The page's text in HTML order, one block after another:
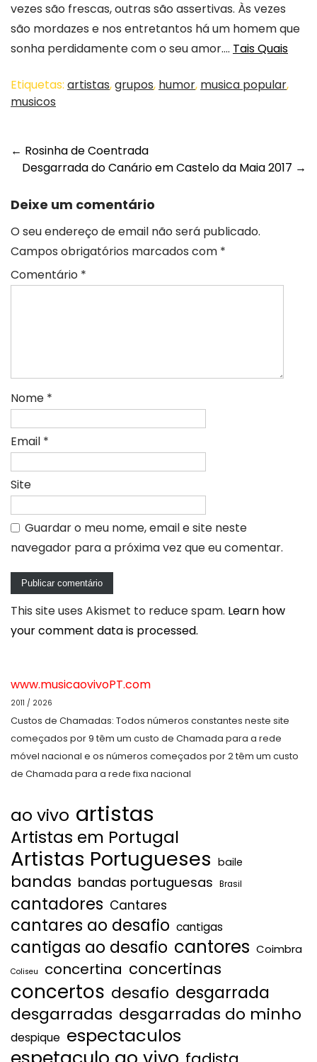
vezes são frescas, outras são assertivas. Às vezes
são mordazes e nos entretantos há um homem que
sonha perdidamente com o seu amor…. Tais Quais
Etiquetas: artistas,grupos, humor, musica popular,
musicos
← Rosinha de Coentrada
Desgarrada do Canário em Castelo da Maia 2017 →
Deixe um comentário
O seu endereço de email não será publicado.
Campos obrigatórios marcados com *
Comentário *
Nome *
Email *
Site
Guardar o meu nome, email e site neste
navegador para a próxima vez que eu comentar.
This site uses Akismet to reduce spam. Learn how
your comment data is processed.
www.musicaovivoPT.com
2011 / 2026
Custos de Chamadas: Todos números constantes neste site
começados por 9 têm um custo de Chamada para a rede
móvel nacional e os números começados por 2 têm um custo
de Chamada para a rede fixa nacional
ao vivo artistas
Artistas em Portugal
Artistas Portugueses baile
bandas bandas portuguesas Brasil
cantadores Cantares
cantares ao desafio cantigas
cantigas ao desafio cantores Coimbra
Coliseu concertina concertinas
concertos desafio desgarrada
desgarradas desgarradas do minho
despique espectaculos